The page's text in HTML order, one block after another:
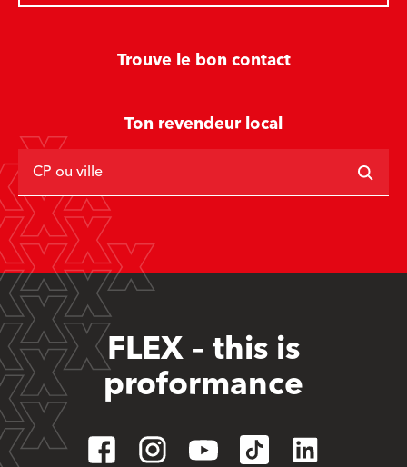
Trouve le bon contact
Ton revendeur local
CP ou ville
FLEX – this is
proformance